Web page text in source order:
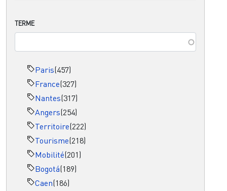
TERME
Paris(457)
France(327)
Nantes(317)
Angers(254)
Territoire(222)
Tourisme(218)
Mobilité(201)
Bogotá(189)
Caen(186)